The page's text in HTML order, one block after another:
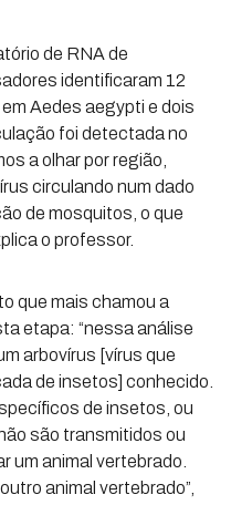
de RNA de
identificaram 12
Aedes aegypti e dois
foi detectada no
a olhar por região,
circulando num dado
de mosquitos, o que
o professor.
que mais chamou a
etapa: “nessa análise
arbovírus [vírus que
de insetos] conhecido.
de insetos, ou
são transmitidos ou
um animal vertebrado.
animal vertebrado”,